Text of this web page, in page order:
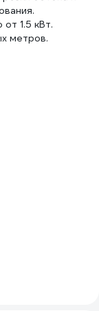
1.5 кВт.
метров.